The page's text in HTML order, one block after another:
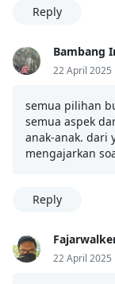
Reply
Bambang
22 April 2025
semua pilihan
semua aspek
anak-anak. dari
mengajarkan
Reply
22 April 2025